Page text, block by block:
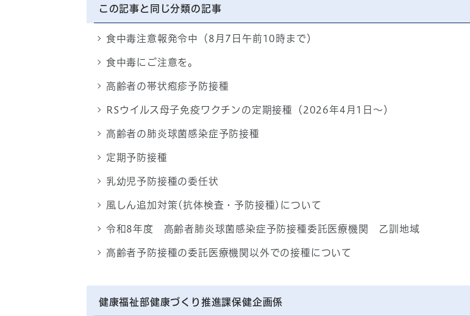
この記事と同じ分類の記事
食中毒注意報発令中（8月7日午前10時まで）
食中毒にご注意を。
高齢者の帯状疱疹予防接種
RSウイルス母子免疫ワクチンの定期接種（2026年4月1日～）
高齢者の肺炎球菌感染症予防接種
定期予防接種
乳幼児予防接種の委任状
風しん追加対策(抗体検査・予防接種)について
令和8年度 高齢者肺炎球菌感染症予防接種委託医療機関 乙訓地域
高齢者予防接種の委託医療機関以外での接種について
健康福祉部健康づくり推進課保健企画係